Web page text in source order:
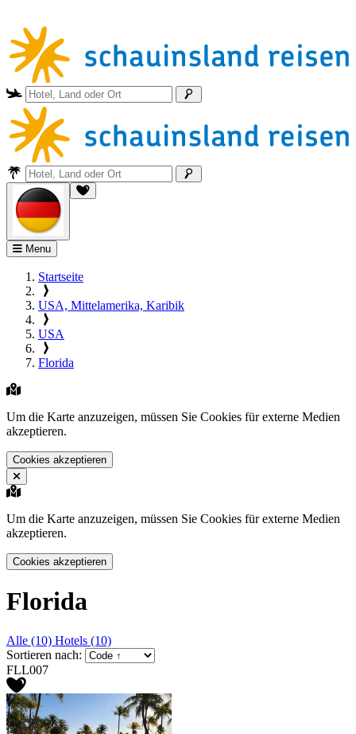
Menu
Startseite
USA, Mittelamerika, Karibik
USA
Florida
Um die Karte anzuzeigen, müssen Sie Cookies für externe Medien
akzeptieren.
Cookies akzeptieren
Um die Karte anzuzeigen, müssen Sie Cookies für externe Medien
akzeptieren.
Cookies akzeptieren
Florida
Alle (10) Hotels (10)
Sortieren nach:
FLL007